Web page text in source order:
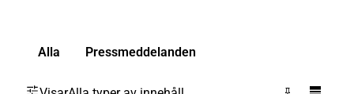
Alla Pressmeddelanden